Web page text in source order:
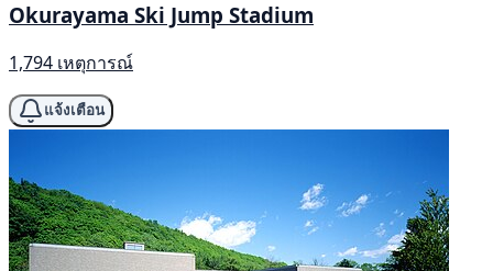
Okurayama Ski Jump Stadium
1,794 เหตุการณ์
แจ้งเตือน